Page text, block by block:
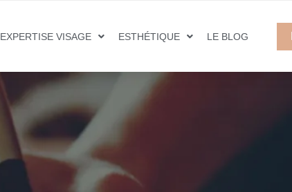
EXPERTISE VISAGE ESTHÉTIQUE LE BLOG